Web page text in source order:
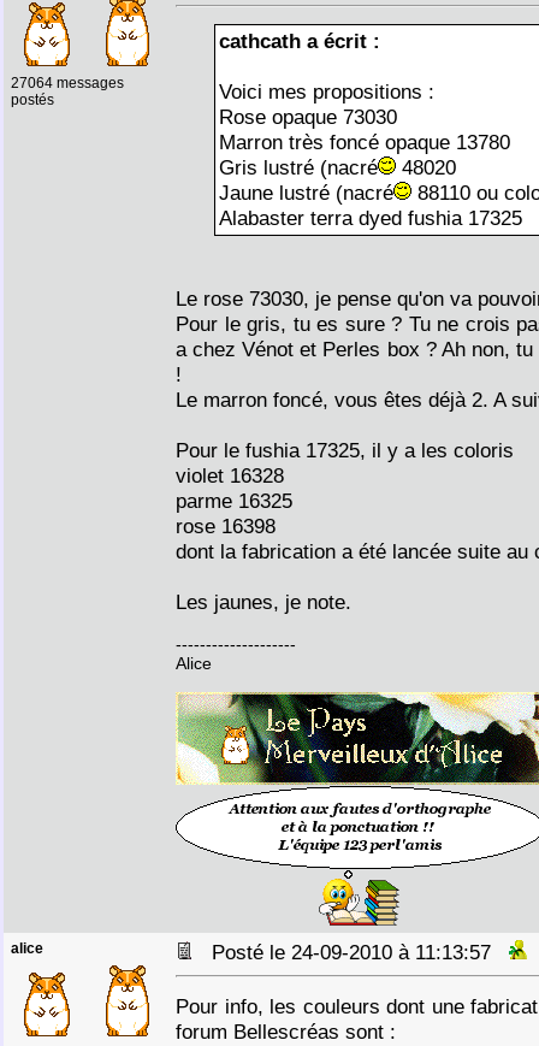
27064 messages
postés
cathcath a écrit :
Voici mes propositions :
Rose opaque 73030
Marron très foncé opaque 13780
Gris lustré (nacré
48020
Jaune lustré (nacré
88110 ou
Alabaster terra dyed fushia 17325
Le rose 73030, je pense qu'on va
Pour le gris, tu es sure ? Tu ne crois
a chez Vénot et Perles box ? Ah non,
!
Le marron foncé, vous êtes déjà 2. A
Pour le fushia 17325, il y a les coloris
violet 16328
parme 16325
rose 16398
dont la fabrication a été lancée suite
Les jaunes, je note.
--------------------
Alice
alice Posté le 24-09-2010 à 11:13:57
Pour info, les couleurs dont une
forum Bellescréas sont :